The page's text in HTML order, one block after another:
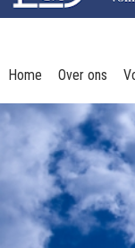
Home Over ons